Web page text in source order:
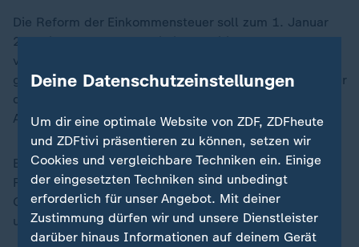
Die Reform der Einkommensteuer soll zum 1. Januar
2027 in Kraft treten. "Wie im Koalitionsvertrag
vereinbart, liegt der Fokus damit auf mittleren und
geringen Einkommen", heißt es in dem Beschlusspapier
des Treffens unter dem Titel "Ein Programm für
Aufschwung und Beschäftigung".
Bei voller Wirkung ab 2028 könne "eine berufstätige
Familie mit zwei Kindern und einem zu versteuernden
Gesamteinkommen von 60.000 Euro gegenüber heute
um mehr als 600 Euro jährlich entlastet werden."
Deine Datenschutzeinstellungen
Um dir eine optimale Website von ZDF, ZDFheute
und ZDFtivi präsentieren zu können, setzen wir
Cookies und vergleichbare Techniken ein. Einige
der eingesetzten Techniken sind unbedingt
erforderlich für unser Angebot. Mit deiner
Zustimmung dürfen wir und unsere Dienstleister
darüber hinaus Informationen auf deinem Gerät